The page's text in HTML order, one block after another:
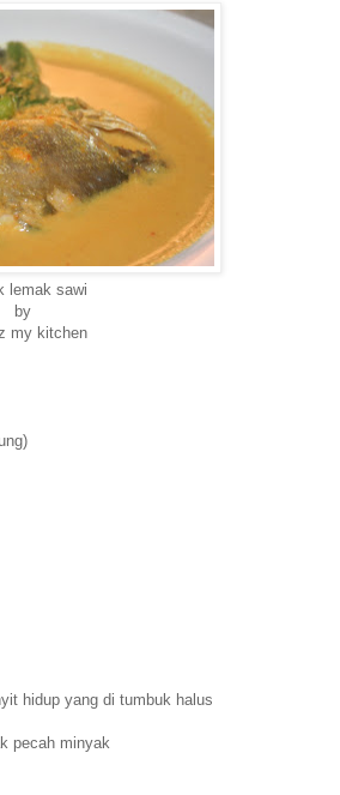
lemak sawi
by
my kitchen
hidup yang di tumbuk halus
pecah minyak